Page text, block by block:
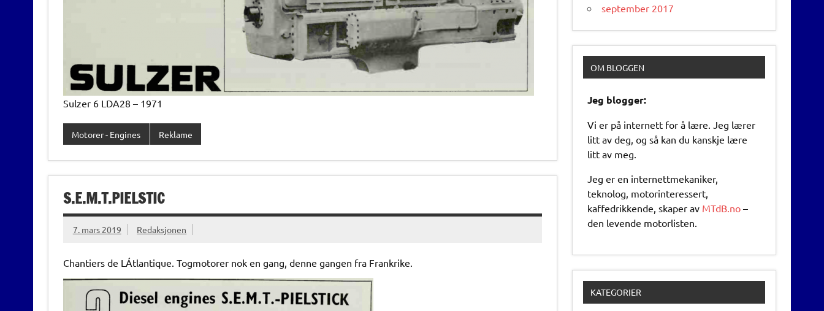
Sulzer 6 LDA28 – 1971
Motorer - Engines Reklame
S.E.M.T.PIELSTIC
7. mars 2019 Redaksjonen
Chantiers de LÁtlantique. Togmotorer nok en gang, denne gangen fra Frankrike.
september 2017
OM BLOGGEN
Jeg blogger:
Vi er på internett for å lære. Jeg lærer
litt av deg, og så kan du kanskje lære
litt av meg.
Jeg er en internettmekaniker,
teknolog, motorinteressert,
kaffedrikkende, skaper av MTdB.no –
den levende motorlisten.
KATEGORIER